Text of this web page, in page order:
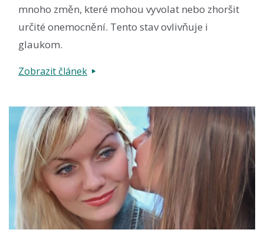
mnoho změn, které mohou vyvolat nebo zhoršit
určité onemocnění. Tento stav ovlivňuje i
glaukom.
Zobrazit článek